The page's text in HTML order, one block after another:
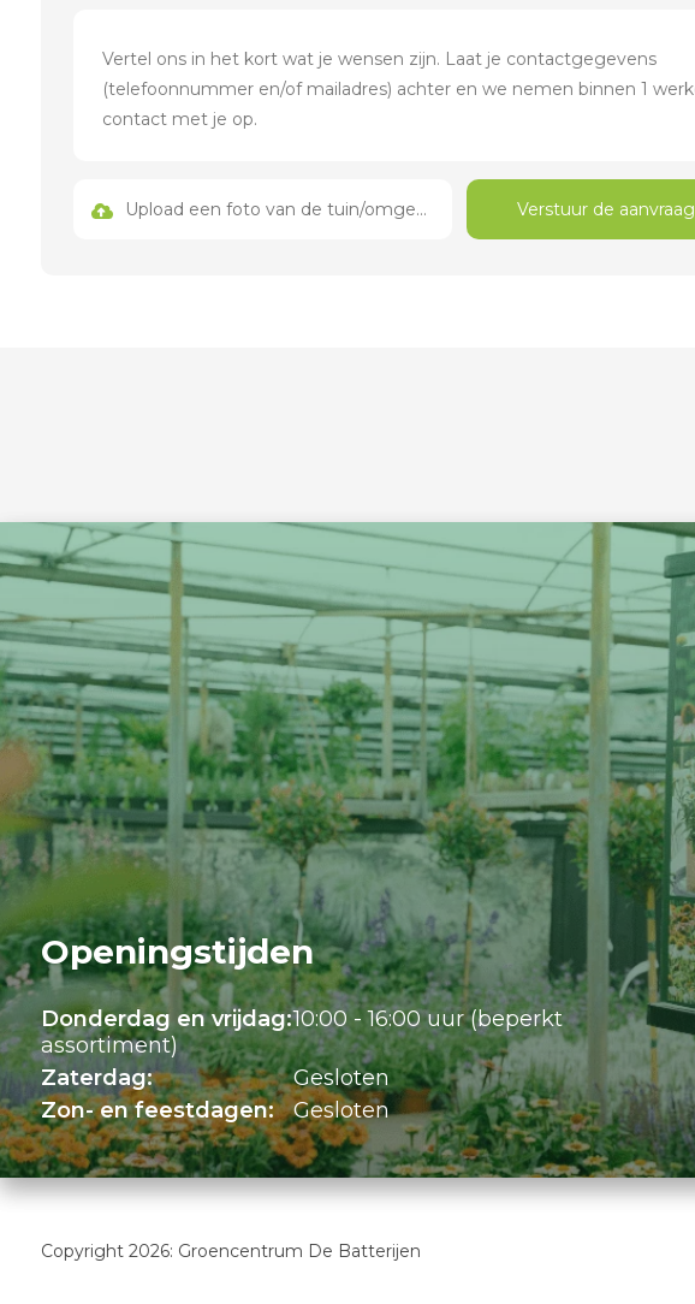
Upload een foto van de tuin/omgeving Verstuur de aanvraag
Openingstijden
Donderdag en vrijdag:10:00 - 16:00 uur (beperkt
assortiment)
Zaterdag:
Gesloten
Zon- en feestdagen:
Gesloten
Copyright 2026: Groencentrum De Batterijen